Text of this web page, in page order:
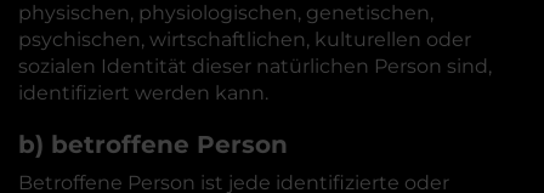
physischen, physiologischen, genetischen,
psychischen, wirtschaftlichen, kulturellen oder
sozialen Identität dieser natürlichen Person sind,
identifiziert werden kann.
b) betroffene Person
Betroffene Person ist jede identifizierte oder